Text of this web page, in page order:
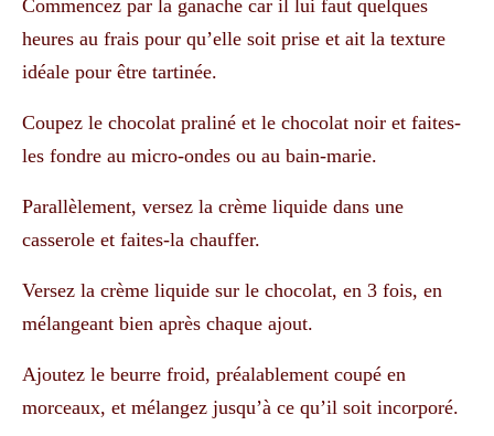
Commencez par la ganache car il lui faut quelques
heures au frais pour qu’elle soit prise et ait la texture
idéale pour être tartinée.
Coupez le chocolat praliné et le chocolat noir et faites-
les fondre au micro-ondes ou au bain-marie.
Parallèlement, versez la crème liquide dans une
casserole et faites-la chauffer.
Versez la crème liquide sur le chocolat, en 3 fois, en
mélangeant bien après chaque ajout.
Ajoutez le beurre froid, préalablement coupé en
morceaux, et mélangez jusqu’à ce qu’il soit incorporé.